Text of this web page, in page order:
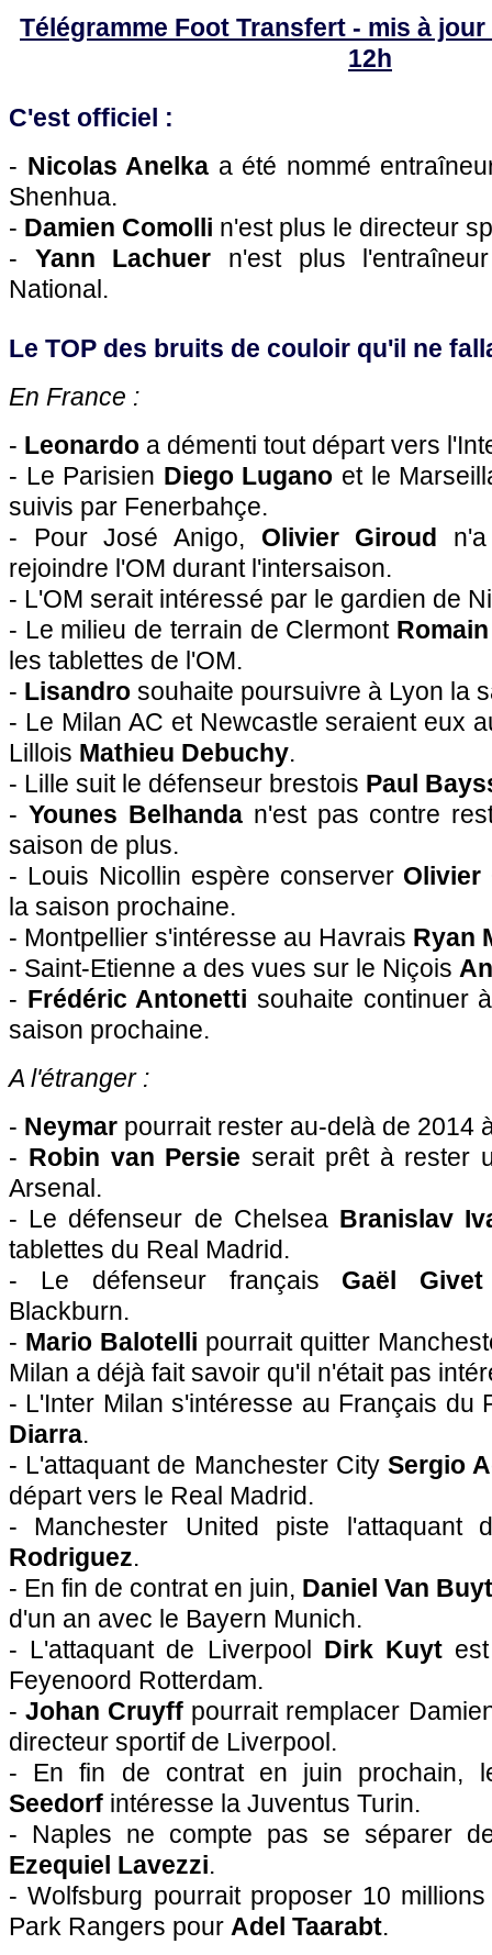
Télégramme Foot Transfert - mis à
12h
C'est officiel :
- Nicolas Anelka a été nommé
Shenhua.
- Damien Comolli n'est plus le directeur
- Yann Lachuer n'est plus
National.
Le TOP des bruits de couloir qu'il ne
En France :
- Leonardo a démenti tout départ vers
- Le Parisien Diego Lugano et le
suivis par Fenerbahçe.
- Pour José Anigo, Olivier Giroud
rejoindre l'OM durant l'intersaison.
- L'OM serait intéressé par le gardien de
- Le milieu de terrain de Clermont
les tablettes de l'OM.
- Lisandro souhaite poursuivre à Lyon la
- Le Milan AC et Newcastle seraient eux
Lillois Mathieu Debuchy.
- Lille suit le défenseur brestois Paul
- Younes Belhandan'est pas contre
saison de plus.
- Louis Nicollin espère conserver Olivier
la saison prochaine.
- Montpellier s'intéresse au Havrais Ryan
- Saint-Etienne a des vues sur le Niçois
- Frédéric Antonetti souhaite continuer
saison prochaine.
A l'étranger :
- Neymar pourrait rester au-delà de 2014
- Robin van Persie serait prêt à rester
Arsenal.
- Le défenseur de Chelsea Branislav
tablettes du Real Madrid.
- Le défenseur français Gaël Givet
Blackburn.
- Mario Balotelli pourrait quitter
Milan a déjà fait savoir qu'il n'était pas
- L'Inter Milan s'intéresse au Français du
Diarra.
- L'attaquant de Manchester CitySergio
départ vers le Real Madrid.
- Manchester United piste
Rodriguez.
- En fin de contrat en juin, Daniel Van
d'un an avec le Bayern Munich.
- L'attaquant de Liverpool Dirk Kuyt
Feyenoord Rotterdam.
-Johan Cruyff pourrait remplacer
directeur sportif de Liverpool.
- En fin de contrat en juin prochain,
Seedorf intéresse la Juventus Turin.
- Naples ne compte pas se séparer
Ezequiel Lavezzi.
- Wolfsburg pourrait proposer 10
Park Rangers pour Adel Taarabt.